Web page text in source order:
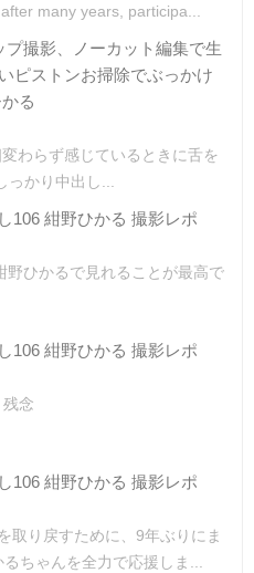
many years, participa...
プ撮影、ノーカット編集で生
ピストンお掃除でぶっかけ
る
わらず感じているときに舌を
かり中出し...
106 紺野ひかる 撮影レポ
野ひかるで見れることが最高で
106 紺野ひかる 撮影レポ
念
106 紺野ひかる 撮影レポ
取り戻すために、9年ぶりにま
ちゃんを全力で応援しま...